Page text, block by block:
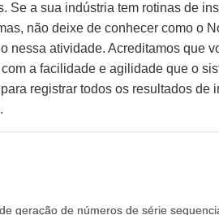
Se a sua indústria tem rotinas de
não deixe de conhecer como o
nessa atividade. Acreditamos que
a facilidade e agilidade que o
registrar todos os resultados de
geração de números de série